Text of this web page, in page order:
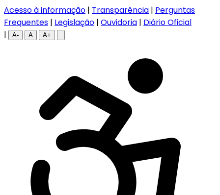
Acesso à informação | Transparência | Perguntas
Frequentes | Legislação | Ouvidoria | Diário Oficial
|
A- A A+